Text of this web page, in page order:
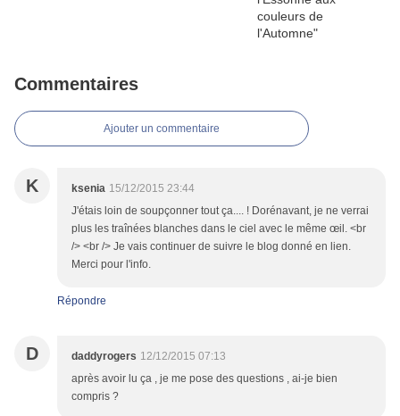
Commentaires
Ajouter un commentaire
K ksenia 15/12/2015 23:44
J'étais loin de soupçonner tout ça.... ! Dorénavant, je ne verrai
plus les traînées blanches dans le ciel avec le même œil. <br
/> <br /> Je vais continuer de suivre le blog donné en lien.
Merci pour l'info.
Répondre
D daddyrogers 12/12/2015 07:13
après avoir lu ça , je me pose des questions , ai-je bien
compris ?